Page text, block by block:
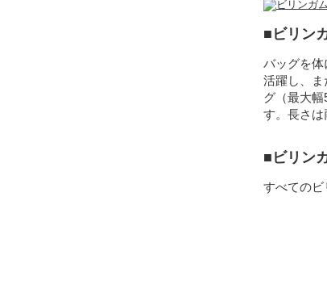
■ビリン
バッグを
活躍し、
グ（最大
す。長さは
■ビリン
すべてのビ